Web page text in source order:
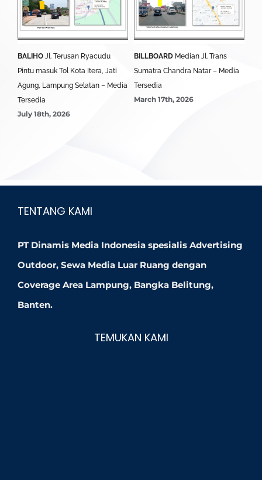
BALIHO Jl. Terusan Ryacudu
Pintu masuk Tol Kota Itera, Jati
Agung, Lampung Selatan – Media
Tersedia
July 18th, 2026
BILLBOARD Median Jl. Trans
Sumatra Chandra Natar – Media
Tersedia
March 17th, 2026
TENTANG KAMI
PT Dinamis Media Indonesia spesialis Advertising
Outdoor, Sewa Media Luar Ruang dengan
Coverage Area Lampung, Bangka Belitung,
Banten.
TEMUKAN KAMI